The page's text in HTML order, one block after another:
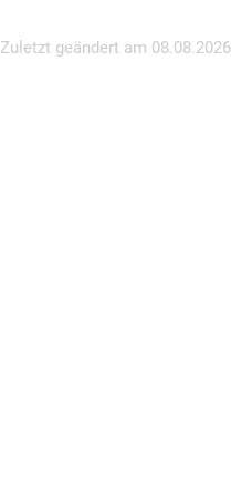
Zuletzt geändert am 08.08.2026